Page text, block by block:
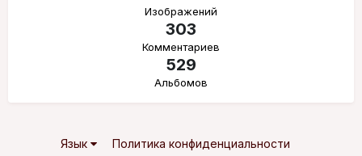
Изображений
303
Комментариев
529
Альбомов
Язык
Политика конфиденциальности